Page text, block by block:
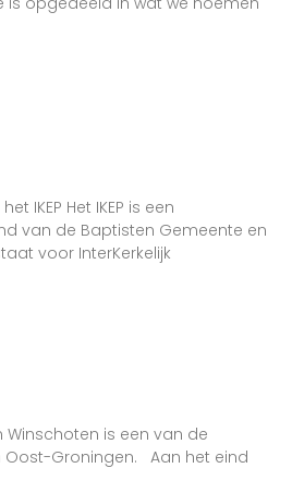
IKEP Het IKEP is een
van de Baptisten Gemeente en
voor InterKerkelijk
Winschoten is een van de
Oost-Groningen. Aan het eind